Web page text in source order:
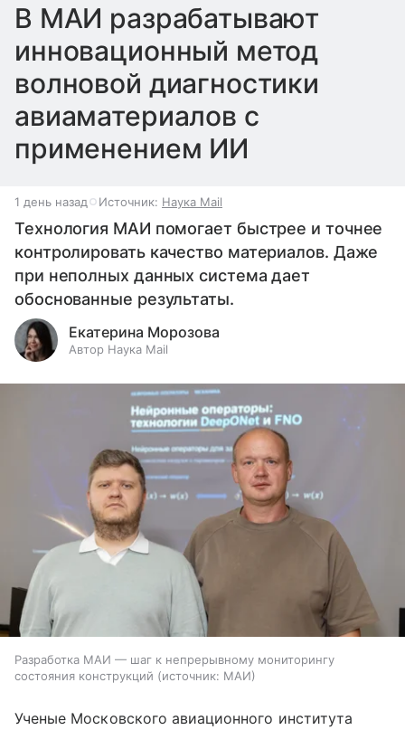
В МАИ разрабатывают
инновационный метод
волновой диагностики
авиаматериалов с
применением ИИ
1 день назад Источник: Наука Mail
Технология МАИ помогает быстрее и точнее
контролировать качество материалов. Даже
при неполных данных система дает
обоснованные результаты.
Екатерина Морозова
Автор Наука Mail
Разработка МАИ — шаг к непрерывному мониторингу
состояния конструкций
источник: МАИ
Ученые Московского авиационного института